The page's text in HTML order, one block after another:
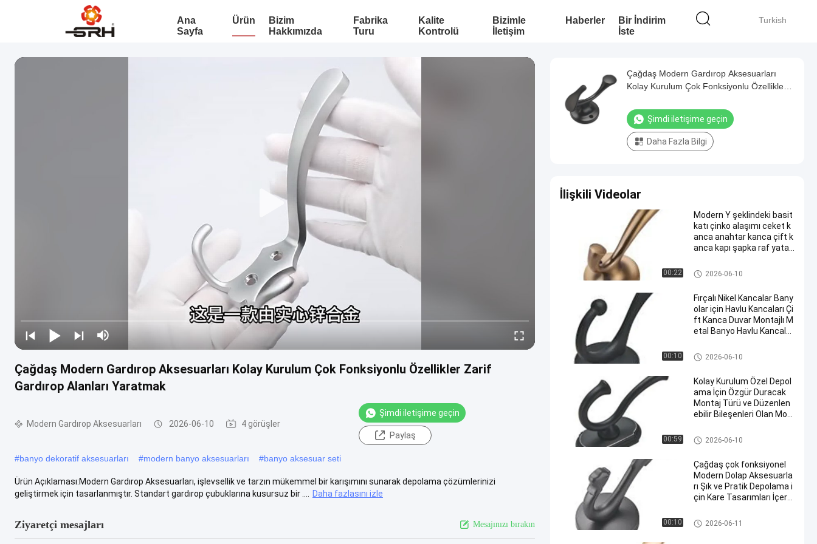
Turkish
Ana
Sayfa
Ürün
Bizim
Hakkımızda
Fabrika
Turu
Kalite
Kontrolü
Bizimle
İletişim
Haberler
Bir İndirim
İste
Çağdaş Modern Gardırop Aksesuarları Kolay Kurulum Çok Fonksiyonlu Özellikler Zarif
Gardırop Alanları Yaratmak
Modern Gardırop Aksesuarları 2026-06-10 4 görüşler
Şimdi iletişime geçin
Paylaş
#banyo dekoratif aksesuarları #modern banyo aksesuarları #banyo aksesuar seti
Ürün Açıklaması:Modern Gardırop Aksesuarları, işlevsellik ve tarzın mükemmel bir karışımını sunarak depolama çözümlerinizi
geliştirmek için tasarlanmıştır. Standart gardırop çubuklarına kusursuz bir ....
Daha fazlasını izle
Ziyaretçi mesajları Mesajınızı bırakın
Çağdaş Modern Gardırop Aksesuarları
Kolay Kurulum Çok Fonksiyonlu Özellikler
Şimdi iletişime geçin
Daha Fazla Bilgi
İlişkili Videolar
00:22
Modern Y şeklindeki basit
katı çinko alaşımı ceket k
anca anahtar kanca çift k
anca kapı şapka raf yatak
aları
Modern Gardırop Aksesuarları
2026-06-10
00:10
Fırçalı Nikel Kancalar Bany
olar için Havlu Kancaları Çi
ft Kanca Duvar Montajlı M
etal Banyo Havlu Kancalar
arı
Modern Gardırop Aksesuarları
2026-06-10
00:59
Kolay Kurulum Özel Depol
ama İçin Özgür Duracak
Montaj Türü ve Düzenlen
ebilir Bileşenleri Olan Mod
Modern Gardırop Aksesuarları
2026-06-10
00:10
Çağdaş çok fonksiyonel
Modern Dolap Aksesuarla
rı Şık ve Pratik Depolama i
çin Kare Tasarımları İçere
Modern Gardırop Aksesuarları
2026-06-11